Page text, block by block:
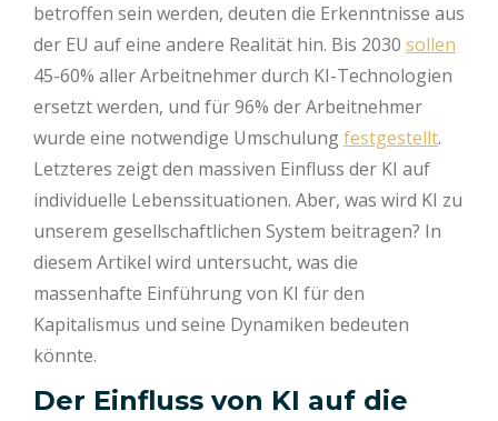
betroffen sein werden, deuten die Erkenntnisse aus
der EU auf eine andere Realität hin. Bis 2030 sollen
45-60% aller Arbeitnehmer durch KI-Technologien
ersetzt werden, und für 96% der Arbeitnehmer
wurde eine notwendige Umschulungfestgestellt.
Letzteres zeigt den massiven Einfluss der KI auf
individuelle Lebenssituationen. Aber, was wird KI zu
unserem gesellschaftlichen System beitragen? In
diesem Artikel wird untersucht, was die
massenhafte Einführung von KI für den
Kapitalismus und seine Dynamiken bedeuten
könnte.
Der Einfluss von KI auf die